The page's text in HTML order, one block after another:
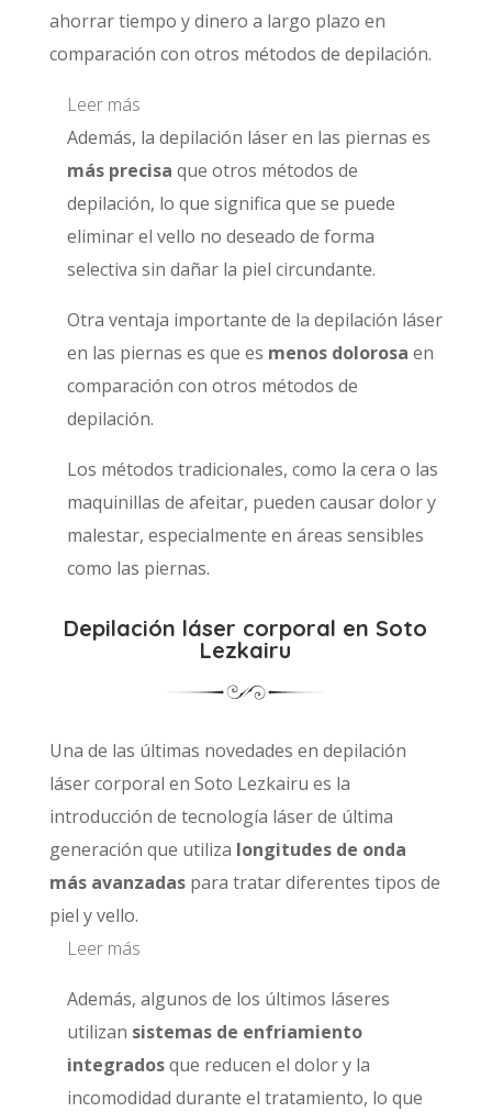
ahorrar tiempo y dinero a largo plazo en
comparación con otros métodos de depilación.
Leer más
Además, la depilación láser en las piernas es
más precisa que otros métodos de
depilación, lo que significa que se puede
eliminar el vello no deseado de forma
selectiva sin dañar la piel circundante.
Otra ventaja importante de la depilación láser
en las piernas es que es menos dolorosa en
comparación con otros métodos de
depilación.
Los métodos tradicionales, como la cera o las
maquinillas de afeitar, pueden causar dolor y
malestar, especialmente en áreas sensibles
como las piernas.
Depilación láser corporal en Soto
Lezkairu
Una de las últimas novedades en depilación
láser corporal en Soto Lezkairu es la
introducción de tecnología láser de última
generación que utiliza longitudes de onda
más avanzadaspara tratar diferentes tipos de
piel y vello.
Leer más
Además, algunos de los últimos láseres
utilizan sistemas de enfriamiento
integradosque reducen el dolor y la
incomodidad durante el tratamiento, lo que